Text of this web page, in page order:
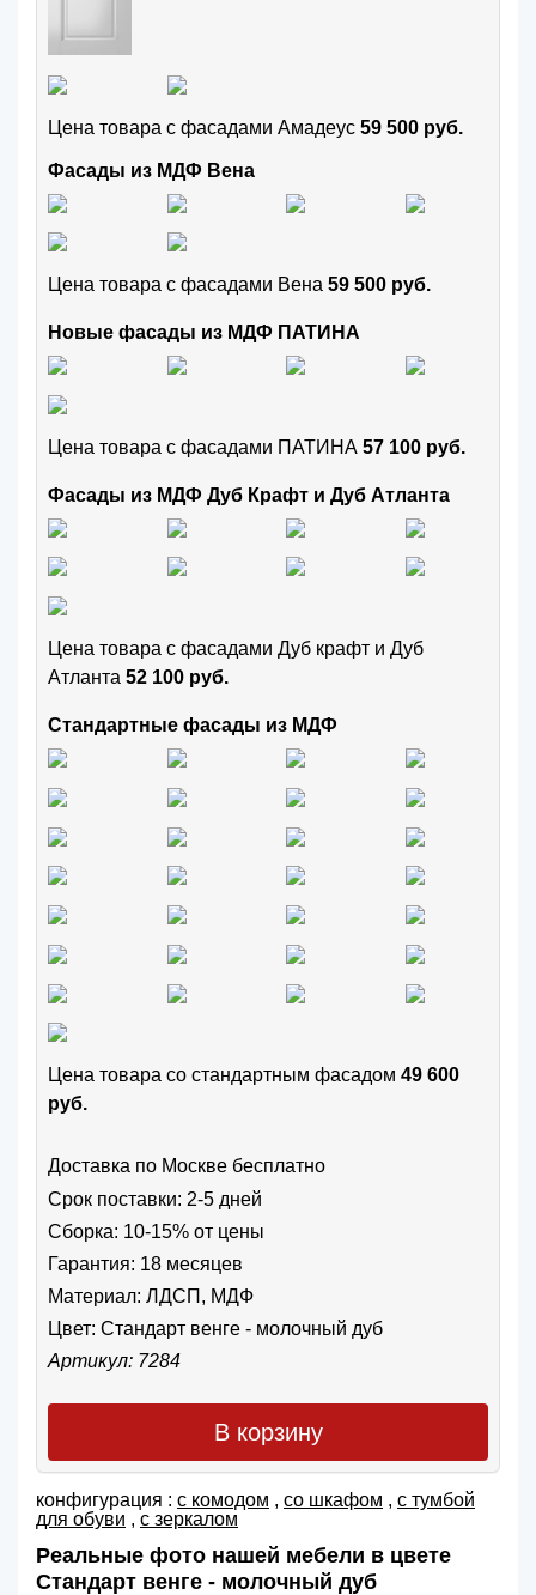
Цена товара с фасадами Амадеус 59 500 руб.
Фасады из МДФ Вена
Цена товара с фасадами Вена 59 500 руб.
Новые фасады из МДФ ПАТИНА
Цена товара с фасадами ПАТИНА 57 100 руб.
Фасады из МДФ Дуб Крафт и Дуб Атланта
Цена товара с фасадами Дуб крафт и Дуб
Атланта 52 100 руб.
Стандартные фасады из МДФ
Цена товара cо стандартным фасадом 49 600
руб.
Доставка по Москве бесплатно
Срок поставки: 2-5 дней
Сборка: 10-15% от цены
Гарантия: 18 месяцев
Материал: ЛДСП, МДФ
Цвет: Стандарт венге - молочный дуб
Артикул: 7284
В корзину
конфигурация : с комодом , со шкафом , с тумбой
для обуви , с зеркалом
Реальные фото нашей мебели в цвете
Стандарт венге - молочный дуб